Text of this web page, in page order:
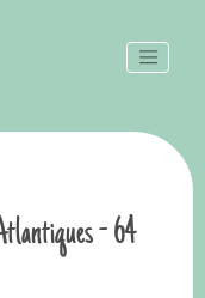
- 64